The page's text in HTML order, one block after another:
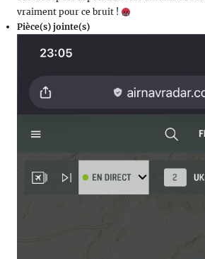
vraiment pour ce bruit !
Pièce(s) jointe(s)